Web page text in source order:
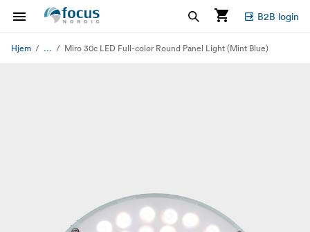
B2B login
Hjem ... Miro 30c LED Full-color Round Panel Light (Mint Blue)